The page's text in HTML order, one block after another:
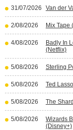
31/07/2026 Van der
2/08/2026 Mix Tape
4/08/2026
Badly In
(Netflix)
5/08/2026 Sterling
5/08/2026 Ted
5/08/2026 The
5/08/2026
Wizards
(Disney+)